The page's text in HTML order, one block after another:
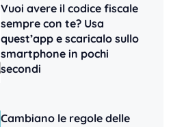
Vuoi avere il codice fiscale
sempre con te? Usa
quest’app e scaricalo sullo
smartphone in pochi
secondi
Cambiano le regole delle